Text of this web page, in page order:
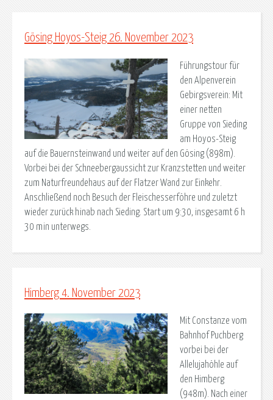
Gösing Hoyos-Steig 26. November 2023
Führungstour für
den Alpenverein
Gebirgsverein: Mit
einer netten
Gruppe von Sieding
am Hoyos-Steig
auf die Bauernsteinwand und weiter auf den Gösing (898m).
Vorbei bei der Schneebergaussicht zur Kranzstetten und weiter
zum Naturfreundehaus auf der Flatzer Wand zur Einkehr.
Anschließend noch Besuch der Fleischesserföhre und zuletzt
wieder zurück hinab nach Sieding. Start um 9:30, insgesamt 6 h
30 min unterwegs.
Himberg 4. November 2023
Mit Constanze vom
Bahnhof Puchberg
vorbei bei der
Allelujahöhle auf
den Himberg
(948m). Nach einer